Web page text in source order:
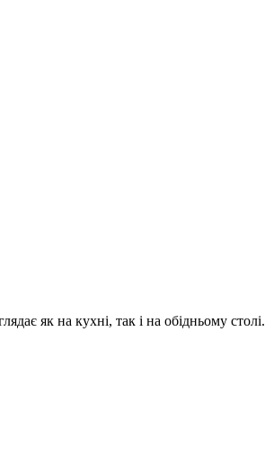
як на кухні, так і на обідньому столі.